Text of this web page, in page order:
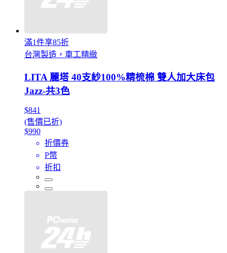
滿1件享85折
台灣製造，車工精緻
LITA 麗塔 40支紗100%精梳棉 雙人加大床包
Jazz-共3色
$841
(售價已折)
$990
折價券
P幣
折扣